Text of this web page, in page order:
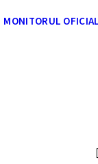
MONITORUL